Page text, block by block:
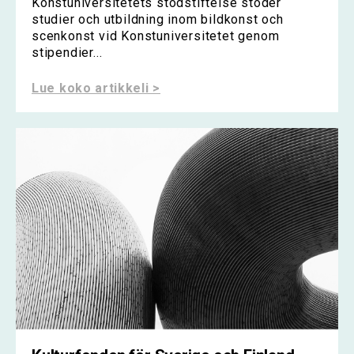
studier och utbildning inom bildkonst och
scenkonst vid Konstuniversitetet genom
stipendier...
Lue koko artikkeli >